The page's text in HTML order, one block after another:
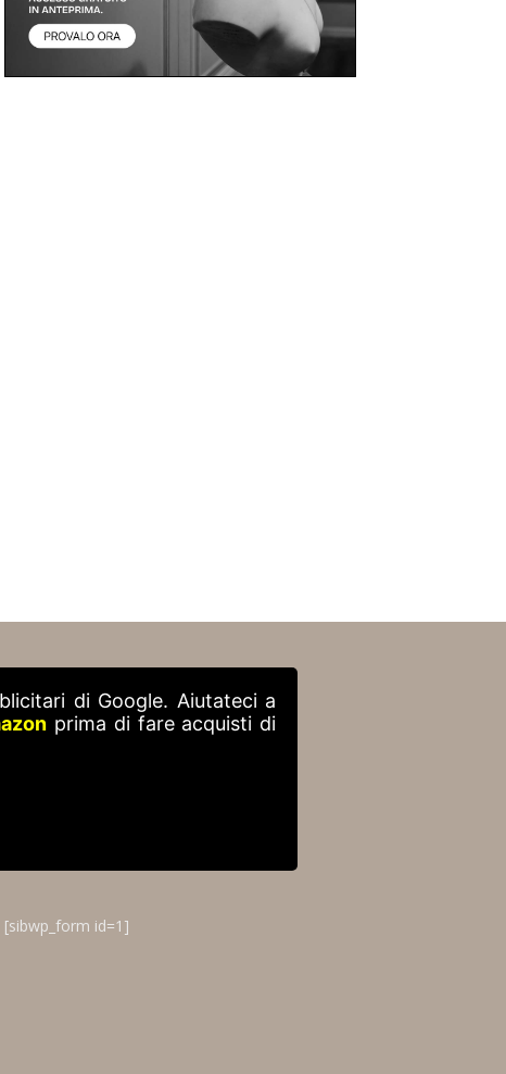
di Google. Aiutateci a
prima di fare acquisti di
[sibwp_form id=1]